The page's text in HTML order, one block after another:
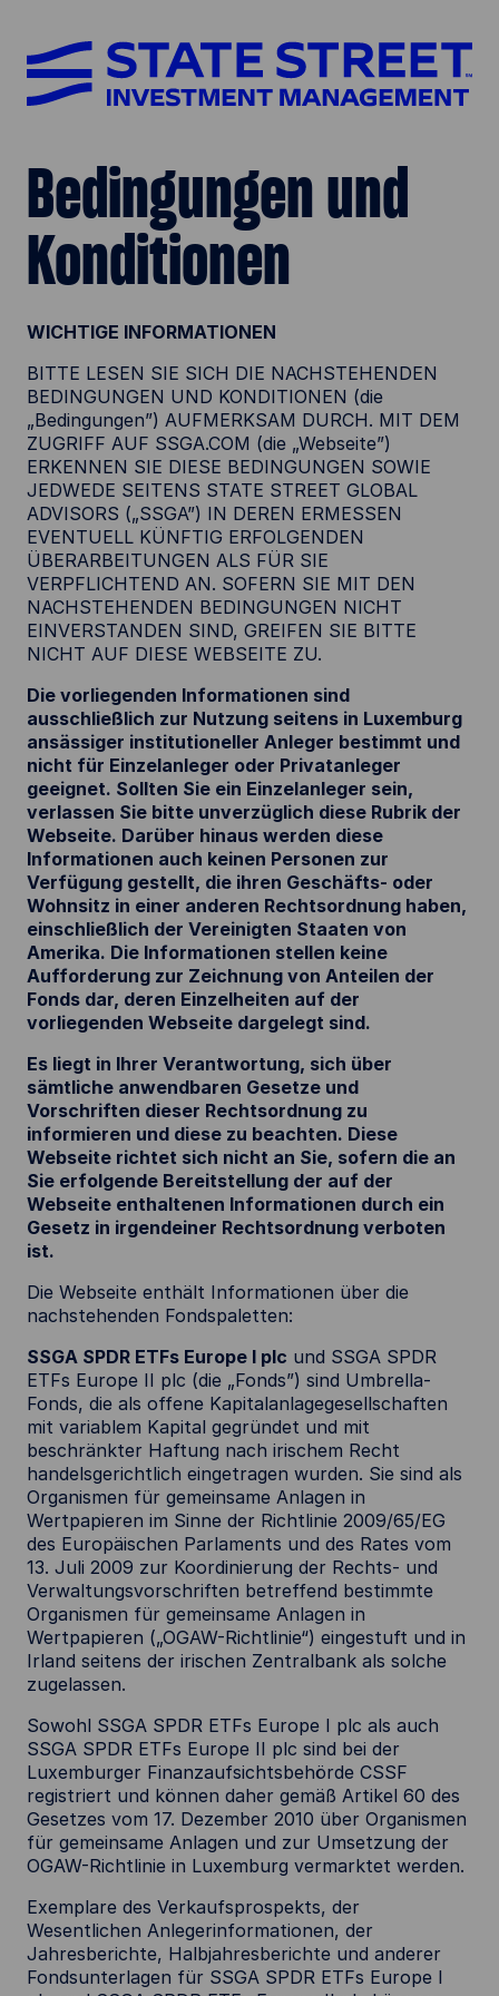
Bedingungen und
Konditionen
WICHTIGE INFORMATIONEN
BITTE LESEN SIE SICH DIE NACHSTEHENDEN
BEDINGUNGEN UND KONDITIONEN (die
„Bedingungen”) AUFMERKSAM DURCH. MIT DEM
ZUGRIFF AUF SSGA.COM (die „Webseite”)
ERKENNEN SIE DIESE BEDINGUNGEN SOWIE
JEDWEDE SEITENS STATE STREET GLOBAL
ADVISORS („SSGA”) IN DEREN ERMESSEN
EVENTUELL KÜNFTIG ERFOLGENDEN
ÜBERARBEITUNGEN ALS FÜR SIE
VERPFLICHTEND AN. SOFERN SIE MIT DEN
NACHSTEHENDEN BEDINGUNGEN NICHT
EINVERSTANDEN SIND, GREIFEN SIE BITTE
NICHT AUF DIESE WEBSEITE ZU.
Die vorliegenden Informationen sind
ausschließlich zur Nutzung seitens in Luxemburg
ansässiger institutioneller Anleger bestimmt und
nicht für Einzelanleger oder Privatanleger
geeignet. Sollten Sie ein Einzelanleger sein,
verlassen Sie bitte unverzüglich diese Rubrik der
Webseite. Darüber hinaus werden diese
Informationen auch keinen Personen zur
Verfügung gestellt, die ihren Geschäfts- oder
Wohnsitz in einer anderen Rechtsordnung haben,
einschließlich der Vereinigten Staaten von
Amerika. Die Informationen stellen keine
Aufforderung zur Zeichnung von Anteilen der
Fonds dar, deren Einzelheiten auf der
vorliegenden Webseite dargelegt sind.
Es liegt in Ihrer Verantwortung, sich über
sämtliche anwendbaren Gesetze und
Vorschriften dieser Rechtsordnung zu
informieren und diese zu beachten. Diese
Webseite richtet sich nicht an Sie, sofern die an
Sie erfolgende Bereitstellung der auf der
Webseite enthaltenen Informationen durch ein
Gesetz in irgendeiner Rechtsordnung verboten
ist.
Die Webseite enthält Informationen über die
nachstehenden Fondspaletten:
SSGA SPDR ETFs Europe I plc und SSGA SPDR
ETFs Europe II plc (die „Fonds”) sind Umbrella-
Fonds, die als offene Kapitalanlagegesellschaften
mit variablem Kapital gegründet und mit
beschränkter Haftung nach irischem Recht
handelsgerichtlich eingetragen wurden. Sie sind als
Organismen für gemeinsame Anlagen in
Wertpapieren im Sinne der Richtlinie 2009/65/EG
des Europäischen Parlaments und des Rates vom
13. Juli 2009 zur Koordinierung der Rechts- und
Verwaltungsvorschriften betreffend bestimmte
Organismen für gemeinsame Anlagen in
Wertpapieren („OGAW-Richtlinie“) eingestuft und in
Irland seitens der irischen Zentralbank als solche
zugelassen.
Sowohl SSGA SPDR ETFs Europe I plc als auch
SSGA SPDR ETFs Europe II plc sind bei der
Luxemburger Finanzaufsichtsbehörde CSSF
registriert und können daher gemäß Artikel 60 des
Gesetzes vom 17. Dezember 2010 über Organismen
für gemeinsame Anlagen und zur Umsetzung der
OGAW-Richtlinie in Luxemburg vermarktet werden.
Exemplare des Verkaufsprospekts, der
Wesentlichen Anlegerinformationen, der
Jahresberichte, Halbjahresberichte und anderer
Fondsunterlagen für SSGA SPDR ETFs Europe I